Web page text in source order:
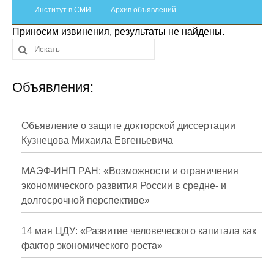
Отчетность
Противодействие коррупции
Материалы для СМИ
Публикации
Научная жизнь
Проблемы прогнозирования
О журнале
Номера журналов
Институт в СМИ Архив объявлений
Приносим извинения, результаты не найдены.
Объявления:
Объявление о защите докторской диссертации
Кузнецова Михаила Евгеньевича
МАЭФ-ИНП РАН: «Возможности и ограничения
экономического развития России в средне- и
долгосрочной перспективе»
14 мая ЦДУ: «Развитие человеческого капитала как
фактор экономического роста»